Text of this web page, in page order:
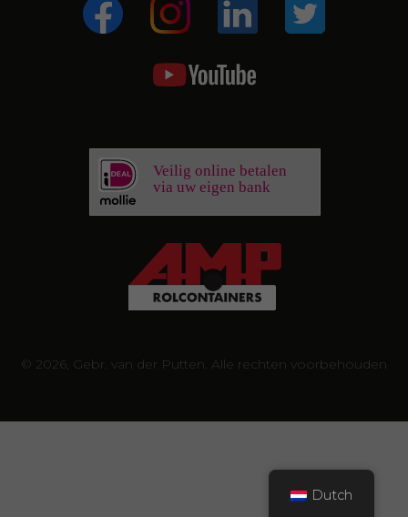
Veilig online betalen
via uw eigen bank
© 2026, Gebr. van der Putten. Alle rechten voorbehouden
Dutch